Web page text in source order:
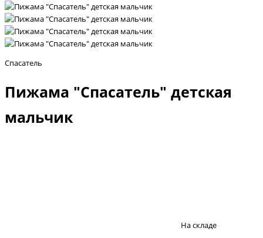
Спасатель
Пижама "Спасатель" детская
мальчик
На складе